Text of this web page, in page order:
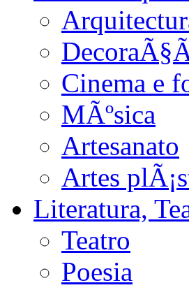
Cinema e
MÃºsica
Artesanato
Artes
Literatura,
Teatro
Poesia